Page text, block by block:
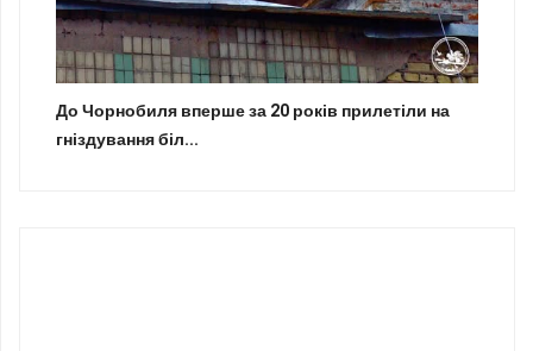
До Чорнобиля вперше за 20 років прилетіли на
гніздування біл...